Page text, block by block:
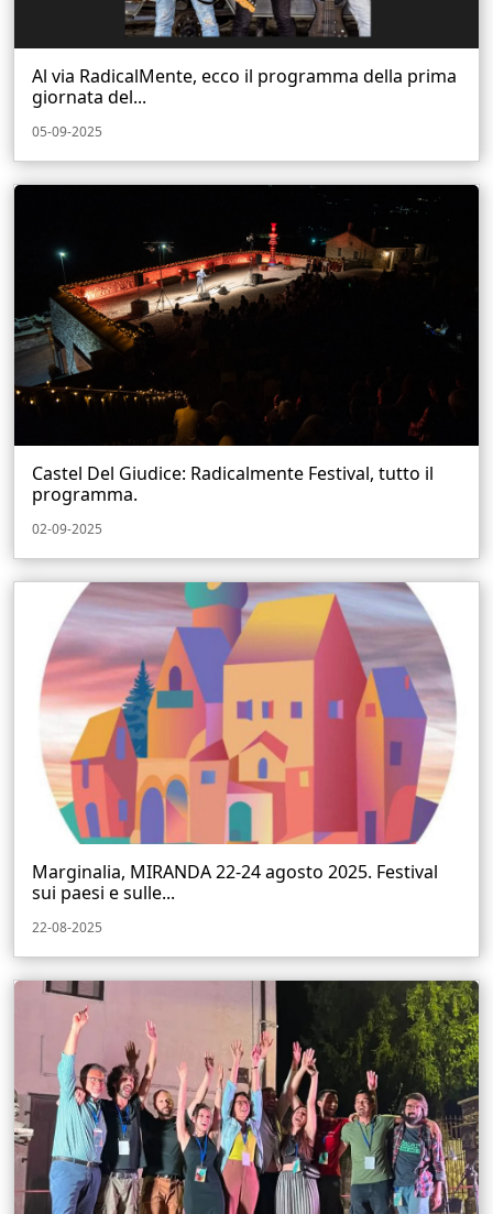
Al via RadicalMente, ecco il programma della prima
giornata del...
05-09-2025
Castel Del Giudice: Radicalmente Festival, tutto il
programma.
02-09-2025
Marginalia, MIRANDA 22-24 agosto 2025. Festival
sui paesi e sulle...
22-08-2025